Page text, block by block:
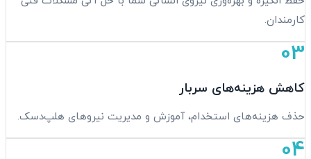
کارمندان.
03
کاهش هزینه‌های سربار
حذف هزینه‌های استخدام، آموزش و مدیریت نیروهای هلپ‌دسک.
04